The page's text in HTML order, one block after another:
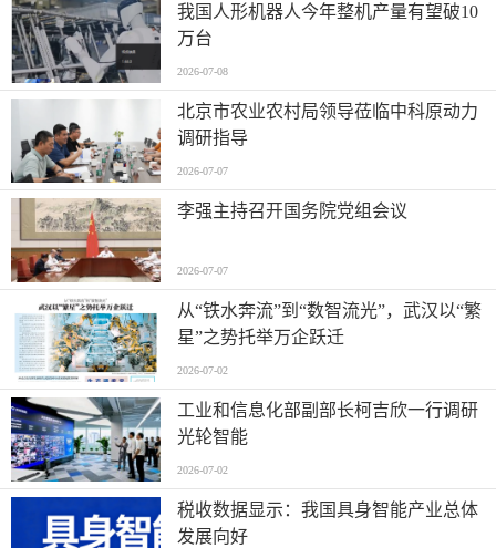
我国人形机器人今年整机产量有望破10
万台
2026-07-08
北京市农业农村局领导莅临中科原动力
调研指导
2026-07-07
李强主持召开国务院党组会议
2026-07-07
从“铁水奔流”到“数智流光”，武汉以“繁
星”之势托举万企跃迁
2026-07-02
工业和信息化部副部长柯吉欣一行调研
光轮智能
2026-07-02
税收数据显示：我国具身智能产业总体
发展向好